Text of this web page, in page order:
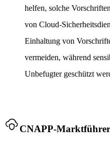
helfen, solche
von Cloud-
Einhaltung von
vermeiden, während
Unbefugter geschützt
CNAPP-Marktführer